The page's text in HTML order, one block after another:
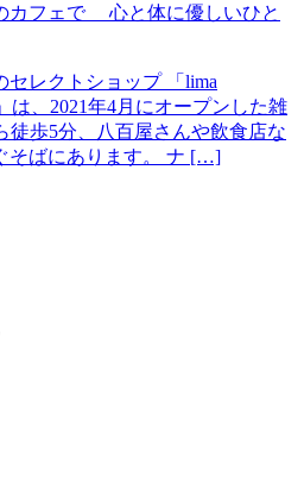
カフェで 心と体に優しいひと
レクトショップ 「lima
は、2021年4月にオープンした雑
徒歩5分、八百屋さんや飲食店な
そばにあります。 ナ […]